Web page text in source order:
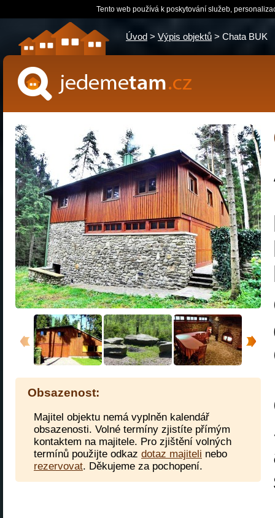
Tento web používá k poskytování služeb,
Úvod > Výpis objektů > Chata BUK
jedemetam.cz
Obsazenost:
Majitel objektu nemá vyplněn kalendář
obsazenosti. Volné termíny zjistíte přímým
kontaktem na majitele. Pro zjištění volných
termínů použijte odkaz dotaz majiteli nebo
rezervovat. Děkujeme za pochopení.